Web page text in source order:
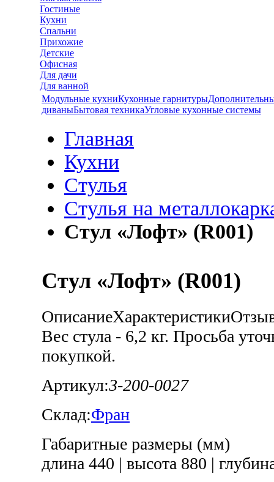
Гостиные
Кухни
Спальни
Прихожие
Детские
Офисная
Для дачи
Для ванной
Модульные кухниКухонные гарнитуры
диваныБытовая техникаУгловые кухонные системы
Главная
Кухни
Стулья
Стулья на
Стул «Лофт» (R001)
Стул «Лофт» (R001)
ОписаниеХарактеристики
Вес стула - 6,2 кг. Просьба
покупкой.
Артикул:3-200-0027
Склад:Фран
Габаритные размеры (мм)
длина 440 | высота 880 |